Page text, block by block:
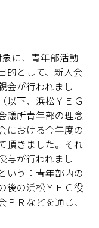
に、青年部活動
的として、新入会
会が行われまし
以下、浜松ＹＥＧ
議所青年部の理念
における今年度の
頂きました。それ
与が行われまし
いう：青年部内の
後の浜松ＹＥＧ役
Ｒなどを通じ、